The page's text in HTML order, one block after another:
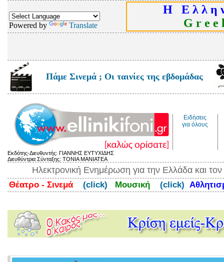
Powered by Translate
Η Ε λ λ η
G r e e
Πάμε Σινεμά ; Οι ταινίες της εβδομάδας
Ειδήσεις
για όλους
Εκδότης-Διευθυντής: ΓΙΑΝΝΗΣ ΕΥΤΥΧΙΔΗΣ
Διευθύντρια Σύνταξης: ΤΟΝΙΑ ΜΑΝΙΑΤΕΑ
Ηλεκτρονική Ενημέρωση για την Ελλάδα και
Θέατρο - Σινεμά (click) Μουσική (click)